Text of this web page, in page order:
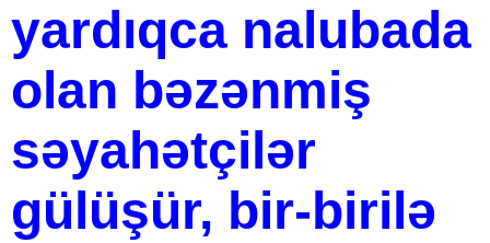
yardıqca nalubada
olan bəzənmiş
səyahətçilər
gülüşür, bir-birilə